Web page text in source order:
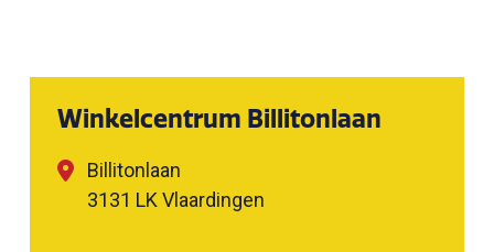
Winkelcentrum Billitonlaan
Billitonlaan
3131 LK Vlaardingen